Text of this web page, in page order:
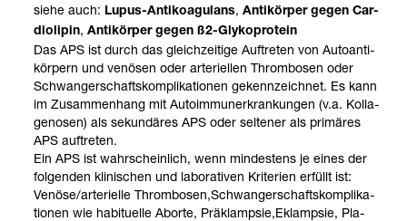
siehe auch: Lupus-​Anti­ko­agulans,Anti­kör­per gegen Car­
dio­li­pin,Anti­kör­per gegen ß2-​Gly­ko­pro­tein
Das APS ist durch das gleich­zei­tige Auf­tre­ten von Auto­an­ti­
kör­pern und venö­sen oder arte­ri­el­len Throm­bo­sen oder
Schwan­ger­schafts­kom­pli­ka­tio­nen gekenn­zeich­net. Es kann
im Zusam­men­hang mit Auto­im­mun­erkran­kun­gen (v.a. Kol­la­
ge­no­sen) als sekun­dä­res APS oder sel­te­ner als pri­mä­res
APS auf­tre­ten.
Ein APS ist wahr­schein­lich, wenn min­des­tens je eines der
fol­gen­den kli­ni­schen und labo­ra­ti­ven Kri­te­rien erfüllt ist:
Venöse/arte­ri­elle Throm­bo­sen,Schwan­ger­schafts­kom­pli­ka­
tio­nen wie habi­tu­elle Aborte, Prä­k­lamp­sie,Eklamp­sie, Pla­